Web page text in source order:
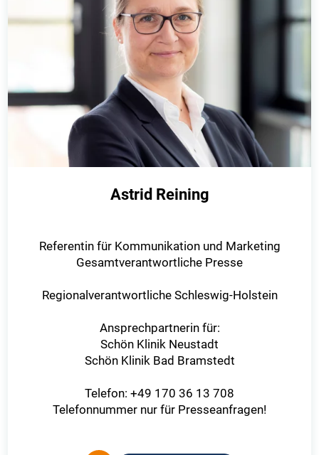
Astrid Reining
Referentin für Kommunikation und Marketing
Gesamtverantwortliche Presse
Regionalverantwortliche Schleswig-Holstein
Ansprechpartnerin für:
Schön Klinik Neustadt
Schön Klinik Bad Bramstedt
Telefon: +49 170 36 13 708
Telefonnummer nur für Presseanfragen!